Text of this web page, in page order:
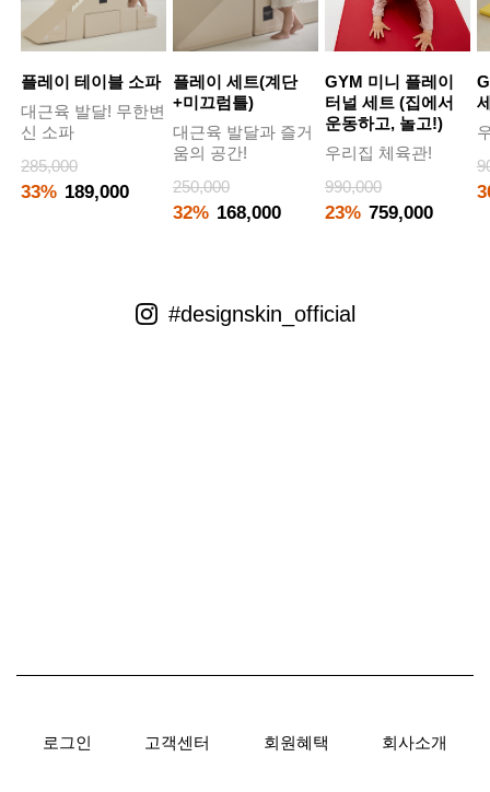
플레이 테이블 소파
대근육 발달! 무한변
신 소파
285,000
33% 189,000
플레이 세트(계단
+미끄럼틀)
대근육 발달과 즐거
움의 공간!
250,000
32% 168,000
GYM 미니 플레이
터널 세트 (집에서
운동하고, 놀고!)
우리집 체육관!
990,000
23% 759,000
#designskin_official
로그인 고객센터 회원혜택 회사소개